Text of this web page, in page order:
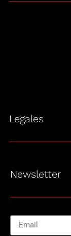
Legales
Newsletter